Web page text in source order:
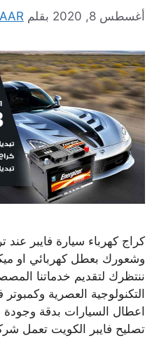
أغسطس 8, 2020 بقلم
كراج كهرباء سيارة فايبر عند
وشعورك بعطل كهربائي او
ننتظرك لتقديم خدماتنا
التكنولوجية العصرية
اعطال السيارات بدقة وجودة
تصليح فايبر الكويت تعمل